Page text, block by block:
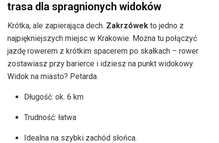
trasa dla spragnionych widoków
Krótka, ale zapierająca dech. Zakrzówek to jedno z
najpiękniejszych miejsc w Krakowie. Można tu połączyć
jazdę rowerem z krótkim spacerem po skałkach – rower
zostawiasz przy barierce i idziesz na punkt widokowy.
Widok na miasto? Petarda.
Długość: ok. 6 km
Trudność: łatwa
Idealna na szybki zachód słońca.